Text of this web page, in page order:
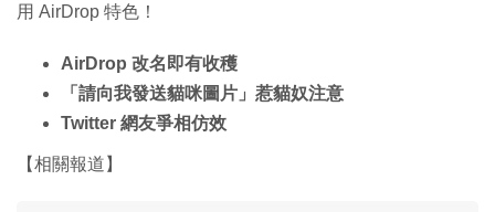
用 AirDrop 特色！
AirDrop 改名即有收穫
「請向我發送貓咪圖片」惹貓奴注意
Twitter 網友爭相仿效
【相關報道】